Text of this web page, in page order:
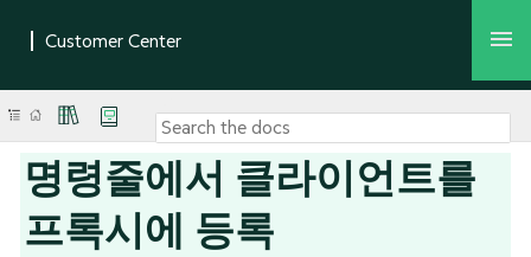
명령줄에서 클라이언트를
프록시에 등록